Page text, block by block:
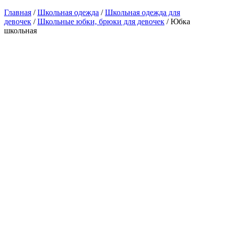
Главная /Школьная одежда /Школьная одежда для
девочек /Школьные юбки, брюки для девочек / Юбка
школьная